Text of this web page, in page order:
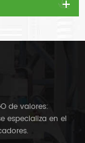
de valores:
especializa en el